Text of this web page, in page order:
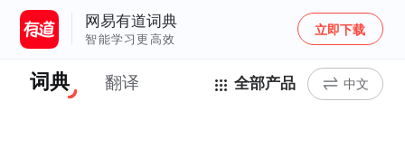
网易有道词典
智能学习更高效
立即下载
词典 翻译 全部产品 中文